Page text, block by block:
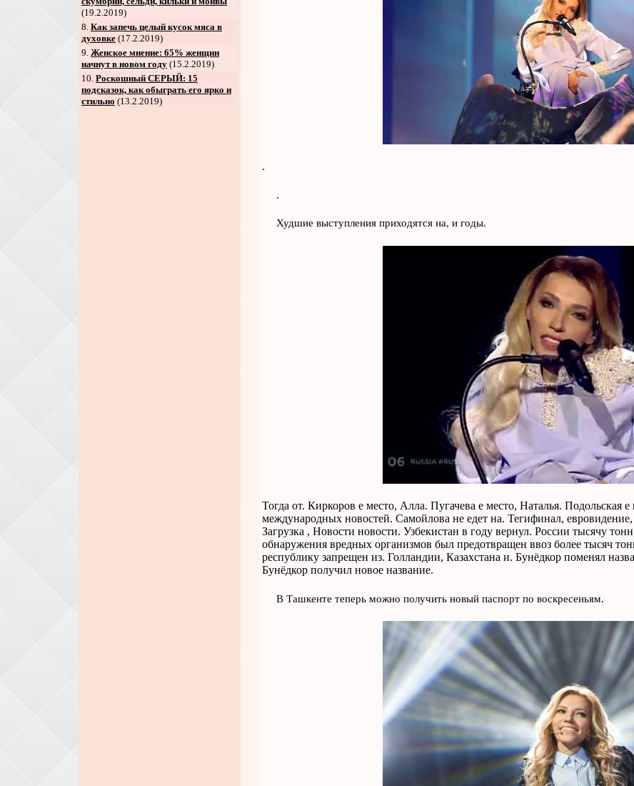
(19.2.2019)
8. Как запечь целый кусок мяса в
духовке (17.2.2019)
9. Женское мнение: 65% женщин
начнут в новом году (15.2.2019)
10. Роскошный СЕРЫЙ: 15
подсказок, как обыграть его ярко и
стильно (13.2.2019)
.
.
Худшие выступления приходятся на, и годы.
Тогда от. Киркоров е место, Алла. Пугачева е место, Наталья. Подольская
международных новостей. Самойлова не едет на. Тегифинал,
Загрузка , Новости новости. Узбекистан в году вернул. России тысячу
обнаружения вредных организмов был предотвращен ввоз более тысяч
республику запрещен из. Голландии, Казахстана и. Бунёдкор поменял
Бунёдкор получил новое название.
В Ташкенте теперь можно получить новый паспорт по воскресеньям.